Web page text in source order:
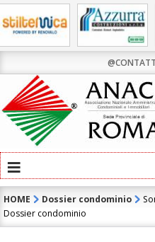
≡
HOME Dossier condominio
Dossier condominio